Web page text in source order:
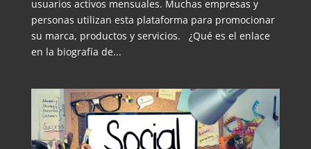
usuarios activos mensuales. Muchas empresas y
personas utilizan esta plataforma para promocionar
su marca, productos y servicios. ¿Qué es el enlace
en la biografía de...